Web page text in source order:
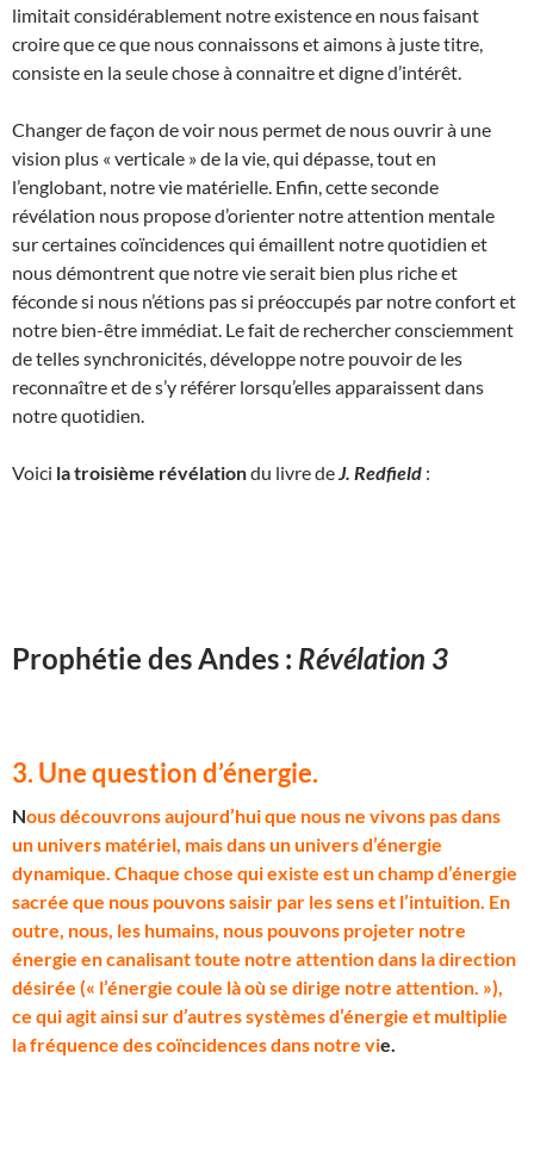
limitait considérablement notre existence en nous faisant
croire que ce que nous connaissons et aimons à juste titre,
consiste en la seule chose à connaitre et digne d’intérêt.
Changer de façon de voir nous permet de nous ouvrir à une
vision plus « verticale » de la vie, qui dépasse, tout en
l’englobant, notre vie matérielle. Enfin, cette seconde
révélation nous propose d’orienter notre attention mentale
sur certaines coïncidences qui émaillent notre quotidien et
nous démontrent que notre vie serait bien plus riche et
féconde si nous n’étions pas si préoccupés par notre confort et
notre bien-être immédiat. Le fait de rechercher consciemment
de telles synchronicités, développe notre pouvoir de les
reconnaître et de s’y référer lorsqu’elles apparaissent dans
notre quotidien.
Voici la troisième révélationdu livre de J. Redfield :
Prophétie des Andes : Révélation 3
3. Une question d’énergie.
Nous découvrons aujourd’hui que nous ne vivons pas dans
un univers matériel, mais dans un univers d’énergie
dynamique. Chaque chose qui existe est un champ d’énergie
sacrée que nous pouvons saisir par les sens et l’intuition. En
outre, nous, les humains, nous pouvons projeter notre
énergie en canalisant toute notre attention dans la direction
désirée (« l’énergie coule là où se dirige notre attention. »),
ce qui agit ainsi sur d’autres systèmes d’énergie et multiplie
la fréquence des coïncidences dans notre vie.